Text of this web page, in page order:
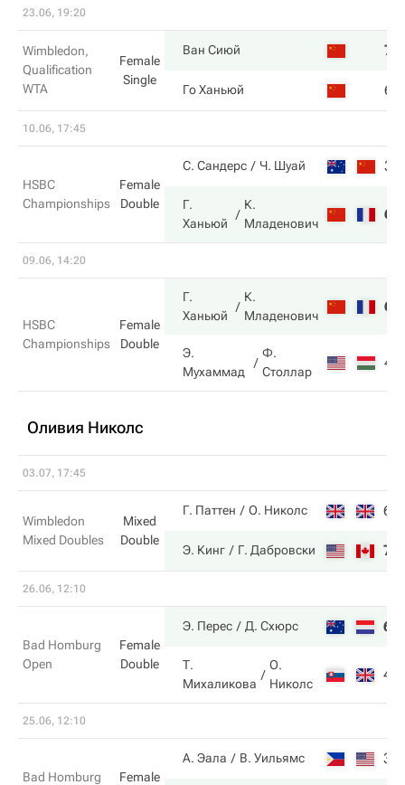
23.06, 19:20
Wimbledon,
Qualification
WTA
Female
Single
Ван Сиюй 7
Го Ханьюй 6
10.06, 17:45
HSBC
Championships
Female
Double
С. Сандерс Ч. Шуай 3
Г.
Ханьюй
К.
Младенович
6
09.06, 14:20
HSBC
Championships
Female
Double
Г.
Ханьюй
К.
Младенович
6
Э.
Мухаммад
Ф.
Столлар
4
Оливия Николс
03.07, 17:45
Wimbledon
Mixed Doubles
Mixed
Double
Г. Паттен О. Николс 6
Э. Кинг Г. Дабровски 7
26.06, 12:10
Bad Homburg
Open
Female
Double
Э. Перес Д. Схюрс 6
Т.
Михаликова
О.
Николс
4
25.06, 12:10
Bad Homburg
Female
А. Эала В. Уильямс 3